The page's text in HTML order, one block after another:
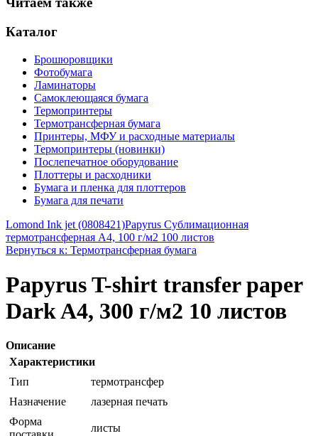
Каталог
Брошюровщики
Фотобумага
Ламинаторы
Самоклеющаяся бумага
Термопринтеры
Термотрансферная бумага
Принтеры, МФУ и расходные материалы
Термопринтеры (новинки)
Послепечатное оборудование
Плоттеры и расходники
Бумага и пленка для плоттеров
Бумага для печати
Lomond Ink jet (0808421)Papyrus Сублимационная
термотрансферная A4, 100 г/м2 100 листов
Вернуться к: Термотрансферная бумага
Papyrus T-shirt transfer paper
Dark A4, 300 г/м2 10 листов
Описание
Характеристики
Тип
термотрансфер
Назначение
лазерная печать
Форма
листы